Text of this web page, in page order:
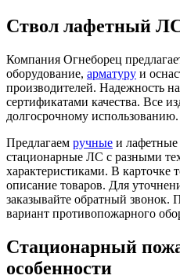
Ствол лафетный
Компания Огнеборец
оборудование, арматуру и
производителей. Надежность
сертификатами качества. Все
долгосрочному использованию.
Предлагаем ручные и
стационарные ЛС с разными
характеристиками. В карточке
описание товаров. Для
заказывайте обратный
вариант противопожарного
Стационарный
особенности